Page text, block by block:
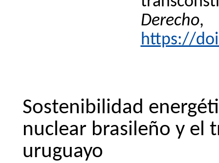
Derecho
https://
Sostenibilidad
nuclear brasileño y el
uruguayo